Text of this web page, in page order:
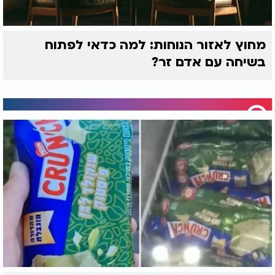
מחוץ לאזור הנוחות: למה כדאי לפתוח
בשיחה עם אדם זר?